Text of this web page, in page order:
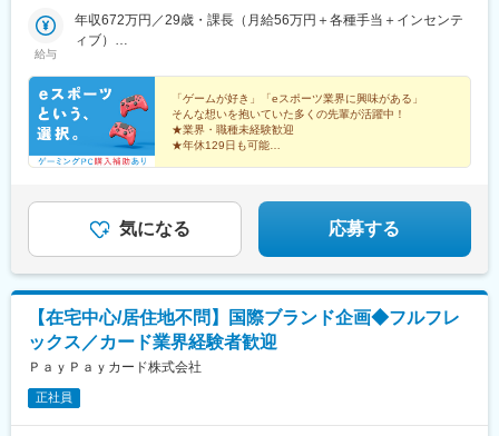
ア、産業廃棄物等）の調達・契約部門で、調達コストの最小化活
動を日々推進しています。今回募集するエネルギー調達スタッフ
の業務は、工場等の生産活動に必要となるエネルギーの最適化と
案し社内環境部門及び工場と協働の上、実現させることです。
変更の範囲：会社の定める業務
ト！お住まい問わず、ご応募いただけます◎＼＼積極採用中！／
／★勤務地は希望を考慮し決定します。★転勤なし！★U・Iター
＞東京都豊島区東池袋3-7-9 AS ONE東池袋ビル7階＜名古屋支
社＞愛知県名古屋市中村区池町4－60－12 グローバルゲート12F
＜大阪支社＞大阪府大阪市淀川区西中島4-3-8 新大阪阪神ビル7
階＜福岡支社＞福岡県福岡市中央区大名２丁目 9-17 ARISTO大
名 3F＜沖縄支社＞沖縄県那覇市久茂地2丁目3-9 8階西
駅(舎人ライナー)、三鷹駅、恵比寿駅、広尾駅、渋谷駅、高田馬場
駅、四ツ谷駅、新宿三丁目駅、三軒茶屋駅、霞ケ関駅(東京都)、末
(東京都)、飯田橋駅、有楽町駅、綾瀬駅、北千住駅、上野御徒町
駅、蒲田駅、大森駅(東京都)、東銀座駅、日本橋駅(東京都)、三越
前駅、小伝馬町駅、八丁堀駅(東京都)、中野坂上駅、中野駅(東京
都)、町田駅、目黒駅、立会川駅、五反田駅、井の頭公園駅、都電
雑司ケ谷駅、赤羽駅、押上駅、錦糸町駅、中目黒駅、大崎駅、鶴
駅、屏風浦駅、金沢文庫駅、新羽駅、戸塚駅、上永谷駅、鶴ケ峰
駅、瀬谷駅、立場駅、青葉台駅、センター南駅、鹿島田駅、武蔵
鶴見駅、長津田駅、川崎駅、向ケ丘遊園駅、元住吉駅、橋本駅(神
奈川県)、本八幡駅(総武線)、新浦安駅、新柏駅、木更津駅、南船
橋駅、浦安駅(千葉県)、国府台駅、京成八幡駅、谷津駅、幸谷駅、
蘇我駅、新千葉駅、京成西船駅、柏駅、実籾駅、スポーツセンタ
ー駅、誉田駅、検見川浜駅、浦和駅、大宮駅(埼玉県)、熊谷駅、所
沢駅、川越駅、川口駅、都島駅、野田阪神駅、桜島駅、阿波座
駅、朝潮橋駅、津守駅、大阪上本町駅、芦原橋駅、福駅、だいど
給与
年収672万円／29歳・課長（月給56万円＋各種手当＋インセンテ
ィブ）
ィブ）
「ゲームが好き」「eスポーツ業界に興味がある」
そんな想いを抱いていた多くの先輩が活躍中！
★業界・職種未経験歓迎
★年休129日も可能
気になる 応募する
【在宅中心/居住地不問】国際ブランド企画◆フルフレ
ックス／カード業界経験者歓迎
ＰａｙＰａｙカード株式会社
正社員